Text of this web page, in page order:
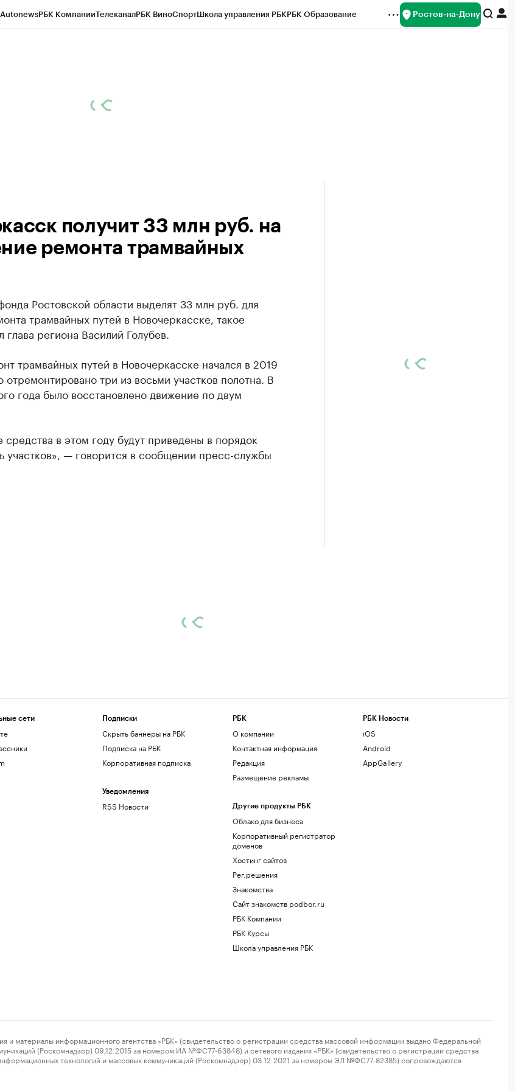
AutonewsРБК КомпанииТелеканалРБК ВиноСпортШкола управления РБКРБК Образование Ростов-на-Дону
получит 33 млн руб. на
ремонта трамвайных
Ростовской области выделят 33 млн руб. для
трамвайных путей в Новочеркасске, такое
региона Василий Голубев.
трамвайных путей в Новочеркасске начался в 2019
отремонтировано три из восьми участков полотна. В
года было восстановлено движение по двум
в этом году будут приведены в порядок
участков», — говорится в сообщении пресс-службы
сети Подписки
Скрыть баннеры на РБК
Подписка на РБК
Корпоративная подписка
Уведомления
RSS Новости
РБК
О компании
Контактная информация
Редакция
Размещение рекламы
Другие продукты РБК
Облако для бизнеса
Корпоративный регистратор
доменов
Хостинг сайтов
Рег.решения
Знакомства
Сайт знакомств podbor.ru
РБК Компании
РБК Курсы
Школа управления РБК
РБК Новости
iOS
Android
AppGallery
информационного агентства «РБК» (свидетельство о регистрации средства массовой информации выдано Федеральной
(Роскомнадзор) 09.12.2015 за номером ИА №ФС77-63848) и сетевого издания «РБК» (свидетельство о регистрации средства
технологий и массовых коммуникаций (Роскомнадзор) 03.12.2021 за номером ЭЛ №ФС77-82385) сопровождаются